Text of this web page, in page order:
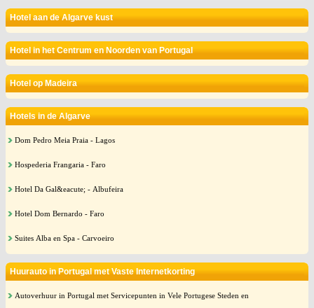
Hotel aan de Algarve kust
Hotel in het Centrum en Noorden van Portugal
Hotel op Madeira
Hotels in de Algarve
Dom Pedro Meia Praia - Lagos
Hospederia Frangaria - Faro
Hotel Da Gal&eacute; - Albufeira
Hotel Dom Bernardo - Faro
Suites Alba en Spa - Carvoeiro
Huurauto in Portugal met Vaste Internetkorting
Autoverhuur in Portugal met Servicepunten in Vele Portugese Steden en